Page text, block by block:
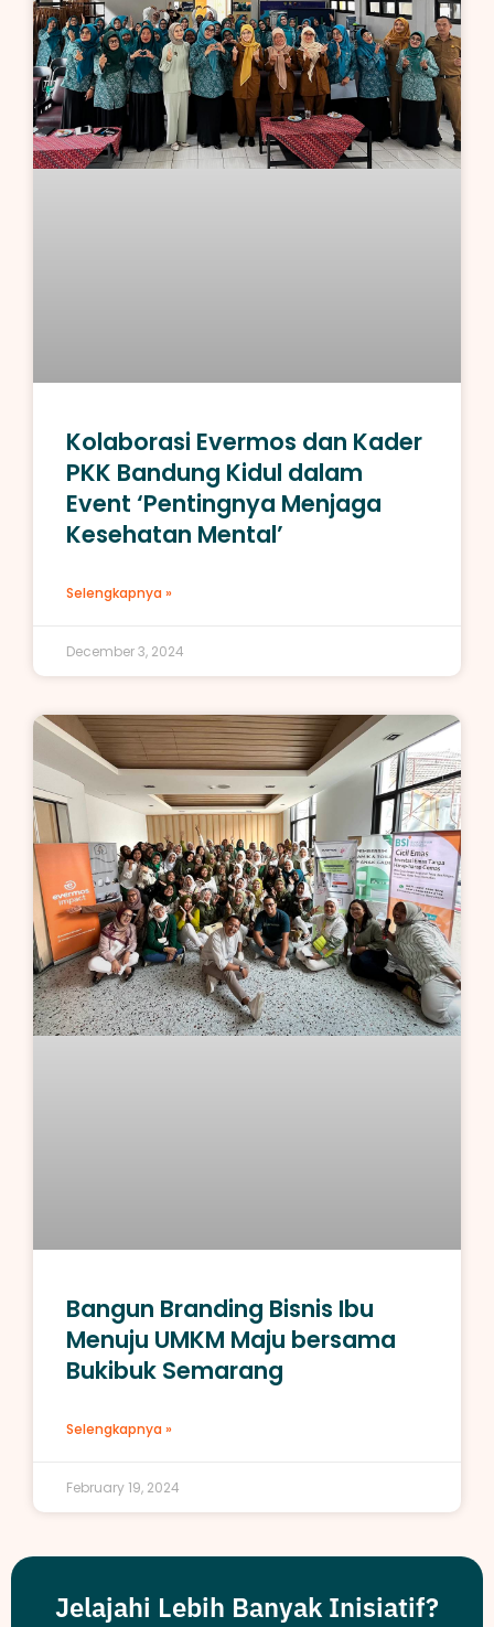
Kolaborasi Evermos dan Kader
PKK Bandung Kidul dalam
Event ‘Pentingnya Menjaga
Kesehatan Mental’
Selengkapnya »
December 3, 2024
Bangun Branding Bisnis Ibu
Menuju UMKM Maju bersama
Bukibuk Semarang
Selengkapnya »
February 19, 2024
Jelajahi Lebih Banyak Inisiatif?